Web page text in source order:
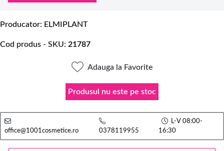
Producator ELMIPLANT
Cod produs - SKU 21787
Adauga la Favorite
Produsul nu este pe stoc
office@1001cosmetice.ro 0378119955
L-V 08:00-
16:30